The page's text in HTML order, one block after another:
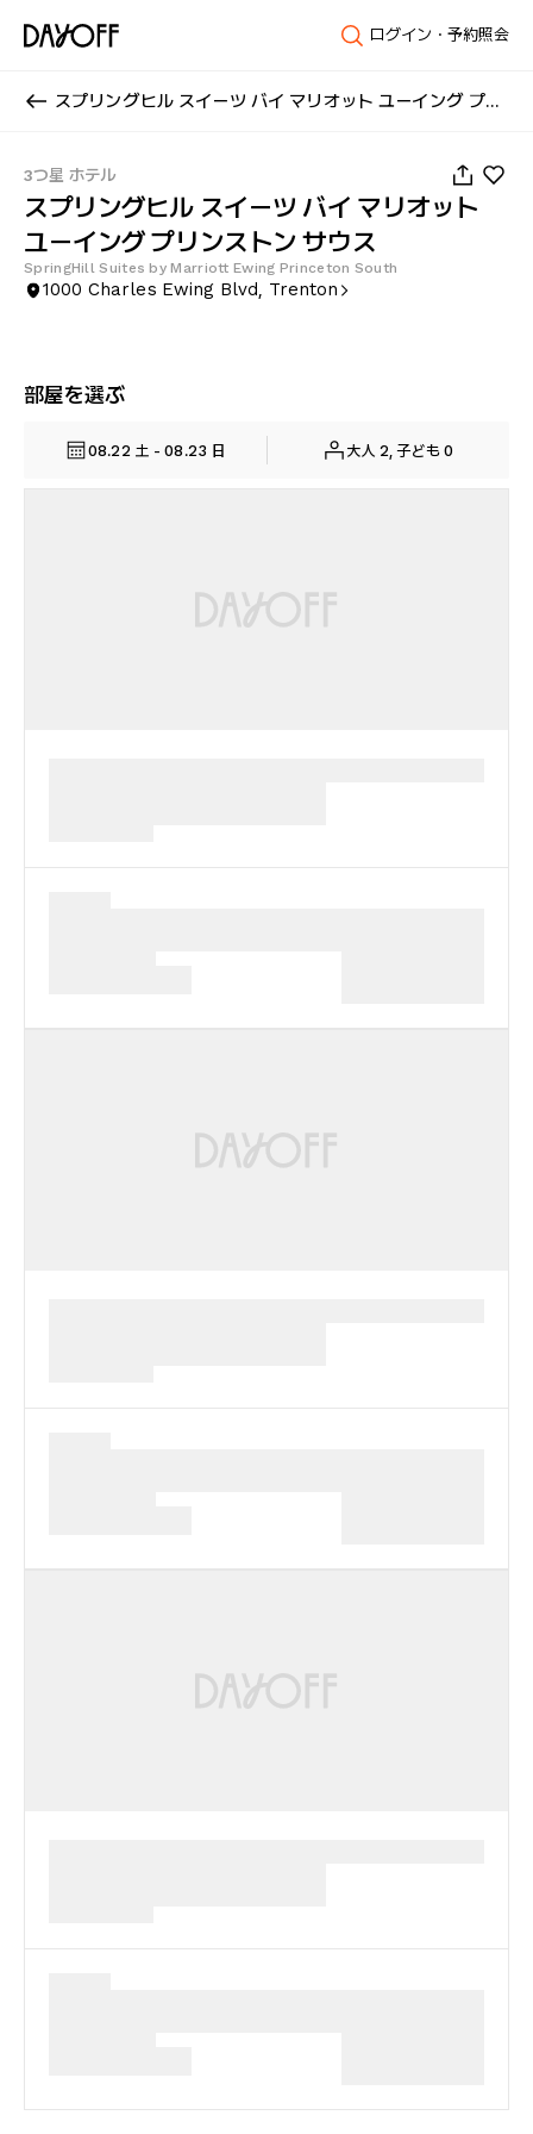
ログイン・予約照会
スプリングヒル スイーツ バイ マリオット ユーイング プリンストン サウス
3つ星 ホテル
スプリングヒル スイーツ バイ マリオット
ユーイング プリンストン サウス
SpringHill Suites by Marriott Ewing Princeton South
1000 Charles Ewing Blvd, Trenton
部屋を選ぶ
08.22 土 - 08.23 日 大人 2, 子ども 0